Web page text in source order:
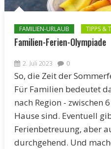
FAMILIEN-URLAUB TIPPS &
Familien-Ferien-Olympiade
2. Juli 2023 0
So, die Zeit der
Für Familien bedeutet
nach Region - zwischen
Hause sind. Eventuell
Ferienbetreuung, aber
durchgehend. Und